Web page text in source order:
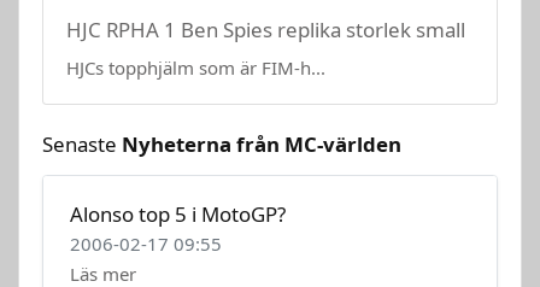
HJC RPHA 1 Ben Spies replika storlek small
HJCs topphjälm som är FIM-h...
Senaste Nyheterna från MC-världen
Alonso top 5 i MotoGP?
2006-02-17 09:55
Läs mer